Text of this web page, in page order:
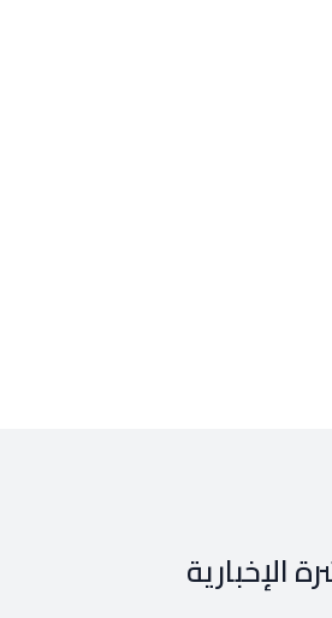
الإخبارية